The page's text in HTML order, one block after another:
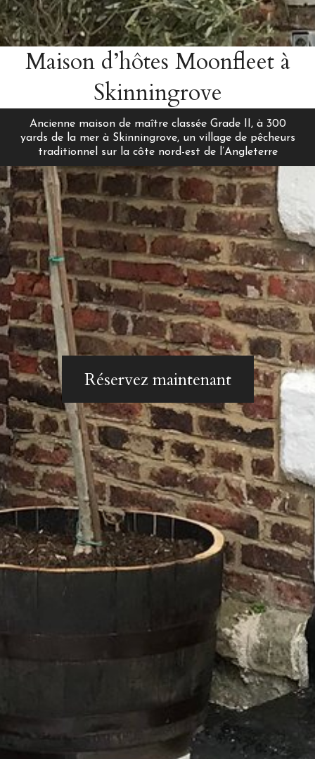
Maison d’hôtes Moonfleet à
Skinningrove
Ancienne maison de maître classée Grade II, à 300
yards de la mer à Skinningrove, un village de pêcheurs
traditionnel sur la côte nord-est de l’Angleterre
Réservez maintenant